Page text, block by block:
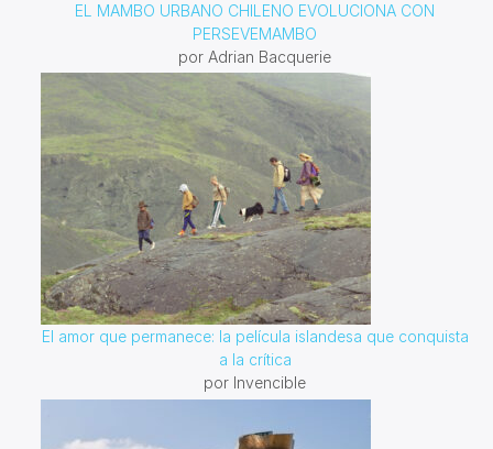
EL MAMBO URBANO CHILENO EVOLUCIONA CON
PERSEVEMAMBO
por Adrian Bacquerie
El amor que permanece: la película islandesa que conquista
a la crítica
por Invencible